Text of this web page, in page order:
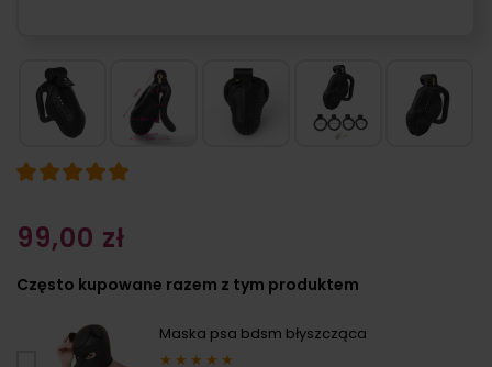
99,00 zł
Często kupowane razem z tym produktem
Maska psa bdsm błyszcząca
★ ★ ★ ★ ★